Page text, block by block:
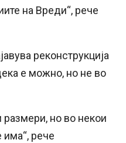
на Вреди“, рече
реконструкција
е можно, но не во
но во некои
има“, рече